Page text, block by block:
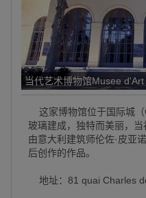
当代艺术博物馆Musee
这家博物馆位于国际城
玻璃建成，独特而美丽，
由意大利建筑师伦佐·皮亚
后创作的作品。
地址：81 quai Charles